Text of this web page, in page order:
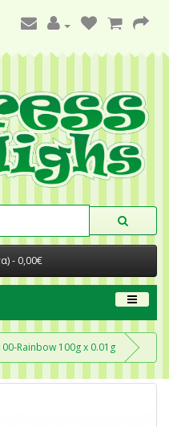
- 0,00€
Rainbow 100g x 0.01g